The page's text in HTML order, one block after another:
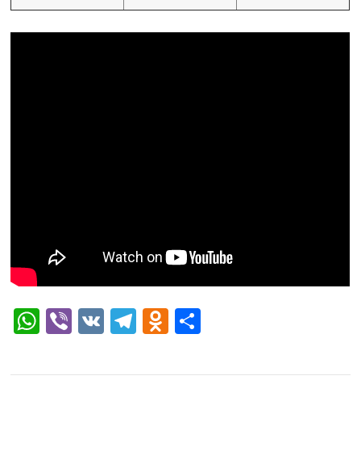
WhatsApp
Viber
VK Telegram
Odnoklassniki